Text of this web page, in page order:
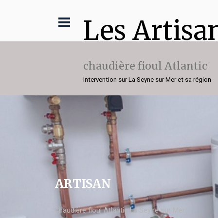
Les
chaudière fioul Atlantic
Intervention sur La Seyne sur Mer et sa région
ARTISAN
chaudière fioul Atlantic La Seyne sur Mer